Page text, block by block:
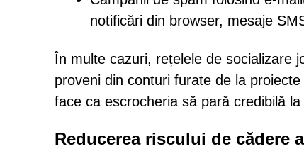
notificări din browser, mesaje
În multe cazuri, rețelele de socializare
proveni din conturi furate de la
face ca escrocheria să pară credibilă
Reducerea riscului de cădere